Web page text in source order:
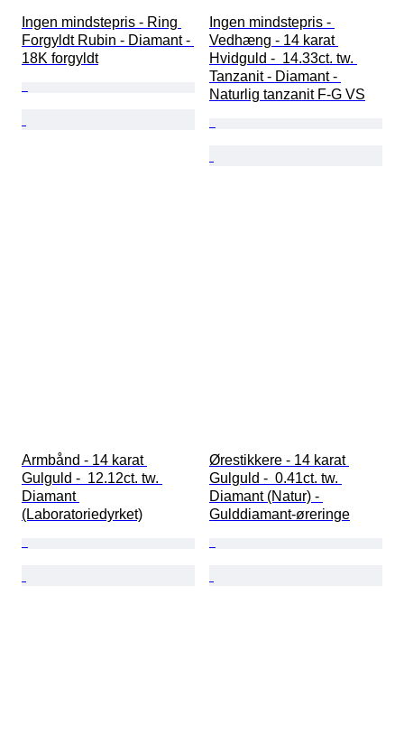
Ingen mindstepris - Ring
Forgyldt Rubin - Diamant -
18K forgyldt
Ingen mindstepris -
Vedhæng - 14 karat
Hvidguld -  14.33ct. tw.
Tanzanit - Diamant -
Naturlig tanzanit F-G VS
Armbånd - 14 karat
Gulguld -  12.12ct. tw.
Diamant
(Laboratoriedyrket)
Ørestikkere - 14 karat
Gulguld -  0.41ct. tw.
Diamant (Natur) -
Gulddiamant-øreringe